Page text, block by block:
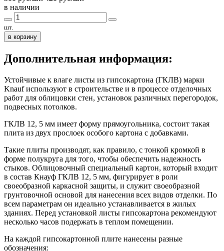
в наличии
шт.
в корзину
Дополнительная информация:
Устойчивые к влаге листы из гипсокартона (ГКЛВ) марки
Knauf используют в строительстве и в процессе отделочных
работ для облицовки стен, установок различных перегородок,
подвесных потолков.
ГКЛВ 12, 5 мм имеет форму прямоугольника, состоит такая
плита из двух прослоек особого картона с добавками.
Такие плиты производят, как правило, с тонкой кромкой в
форме полукруга для того, чтобы обеспечить надежность
стыков. Облицовочный специальный картон, который входит
в состав Кнауф ГКЛВ 12, 5 мм, фигурирует в роли
своеобразной каркасной защиты, и служит своеобразной
грунтовочной основой для нанесения всех видов отделки. По
всем параметрам он идеально устанавливается в жилых
зданиях. Перед установкой листы гипсокартона рекомендуют
несколько часов подержать в теплом помещении.
На каждой гипсокартонной плите нанесены разные
обозначения: